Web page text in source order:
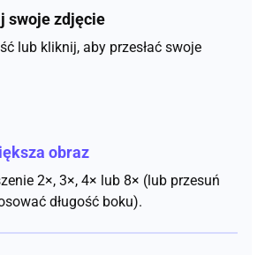
swoje zdjęcie
lub kliknij, aby przesłać swoje
obraz
2×, 3×, 4× lub 8× (lub przesuń
długość boku).